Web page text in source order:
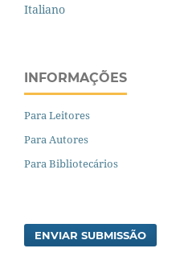
Italiano
INFORMAÇÕES
Para Leitores
Para Autores
Para Bibliotecários
ENVIAR SUBMISSÃO